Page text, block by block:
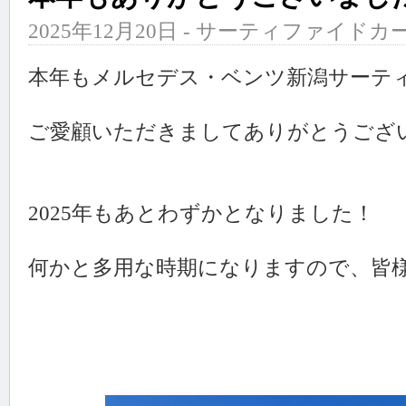
2025年12月20日 - サーティファイドカ
本年もメルセデス・ベンツ新潟サーテ
ご愛顧いただきましてありがとうござ
2025年もあとわずかとなりました！
何かと多用な時期になりますので、皆